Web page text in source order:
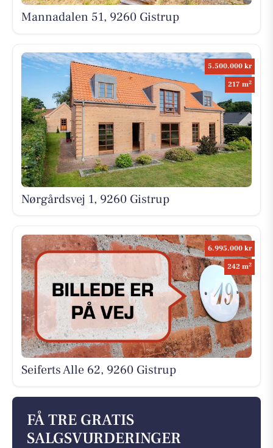
Mannadalen 51, 9260 Gistrup
5.500.000 kr
217 m2
Nørgårdsvej 1, 9260 Gistrup
6.995.000 kr
242 m2
Seiferts Alle 62, 9260 Gistrup
FÅ TRE GRATIS
SALGSVURDERINGER